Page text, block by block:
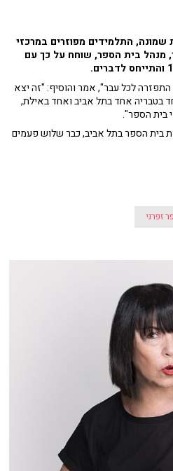
שמונה, התלמידים מפוזרים במרכזי
מנהל בית הספר, שוחח על כך עם
לכל עבר", אמר והוסיף: "זה יצא
בטבריה אחד בתל אביב ואחד באילת,
בית הספר".
בית הספר בתל אביב, כבר שלוש פעמים
זפרני